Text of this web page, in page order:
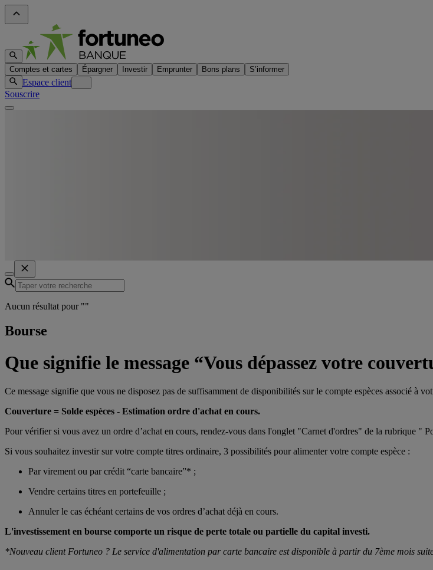
Comptes et cartes Épargner Investir Emprunter Bons plans S’informer
Espace client
Souscrire
Aucun résultat pour ""
Bourse
Que signifie le message “Vous dépassez votre
Ce message signifie que vous ne disposez pas de suffisamment de disponibilités sur le compte espèces associé à
Couverture = Solde espèces - Estimation ordre d'achat en cours.
Pour vérifier si vous avez un ordre d’achat en cours, rendez-vous dans l'onglet "Carnet d'ordres" de la rubrique "
Si vous souhaitez investir sur votre compte titres ordinaire, 3 possibilités pour alimenter votre compte espèce :
Par virement ou par crédit “carte bancaire”* ;
Vendre certains titres en portefeuille ;
Annuler le cas échéant certains de vos ordres d’achat déjà en cours.
L'investissement en bourse comporte un risque de perte totale ou partielle du capital investi.
*Nouveau client Fortuneo ? Le service d'alimentation par carte bancaire est disponible à partir du 7ème mois